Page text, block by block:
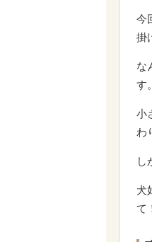
今
掛
な
す。
小
わ
し
犬
て